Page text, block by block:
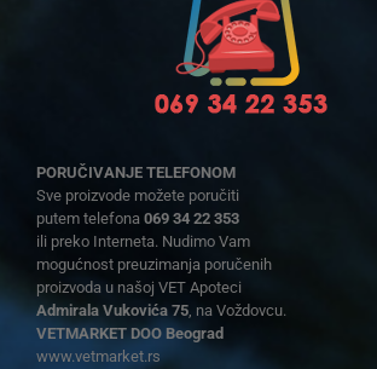
PORUČIVANJE TELEFONOM
Sve proizvode možete poručiti
putem telefona 069 34 22 353
ili preko Interneta. Nudimo Vam
mogućnost preuzimanja poručenih
proizvoda u našoj VET Apoteci
Admirala Vukovića 75, na Voždovcu.
VETMARKET DOO Beograd
www.vetmarket.rs